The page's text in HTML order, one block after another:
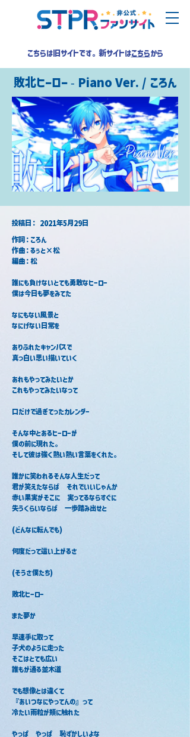
こちらは旧サイトです。新サイトはこちらから
敗北ヒーロー - Piano Ver. / ころん
​投稿日： 2021年5月29日
作詞：ころん
作曲：るぅと×松
編曲：松
誰にも負けないとても勇敢なヒーロー
僕は今日も夢をみてた
なにもない風景と
なにげない日常を
ありふれたキャンパスで
真っ白い思い描いていく
あれもやってみたいとか
これもやってみたいなって
口だけで過ぎてったカレンダー
そんな中とあるヒーローが
僕の前に現れた。
そして彼は強く熱い熱い言葉をくれた。
誰かに笑われるそんな人生だって
君が笑えたならば　それでいいじゃんか
赤い果実がそこに　実ってるならすぐに
失うくらいならば　一歩踏み出せと
(どんなに転んでも)
何度だって這い上がるさ
(そうさ僕たち)
敗北ヒーロー
また夢か
早速手に取って
子犬のように走った
そこはとても広い
誰もが通る並木道
でも想像とは違くて
『あいつなにやってんの』って
冷たい雨粒が頬に触れた
やっぱ　やっぱ　恥ずかしいよな